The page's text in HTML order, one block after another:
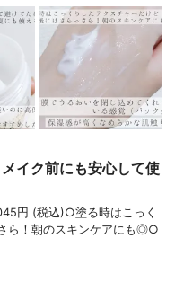
イク前にも安心して使
円 (税込)○塗る時はこっく
ら！朝のスキンケアにも◎○